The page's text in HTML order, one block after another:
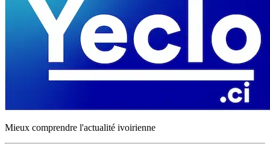
Mieux comprendre l'actualité ivoirienne